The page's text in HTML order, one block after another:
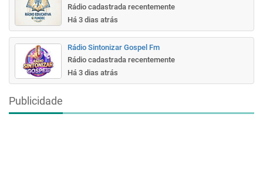
Rádio cadastrada recentemente
Há 3 dias atrás
Rádio Sintonizar Gospel Fm
Rádio cadastrada recentemente
Há 3 dias atrás
Publicidade